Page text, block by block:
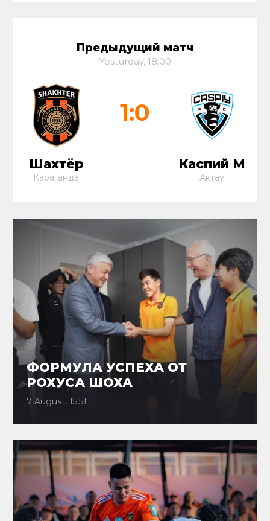
Предыдущий матч
Yesturday, 18:00
Шахтёр
Караганда
1:0
Каспий М
Актау
ФОРМУЛА УСПЕХА ОТ
РОХУСА ШОХА
7 August, 15:51